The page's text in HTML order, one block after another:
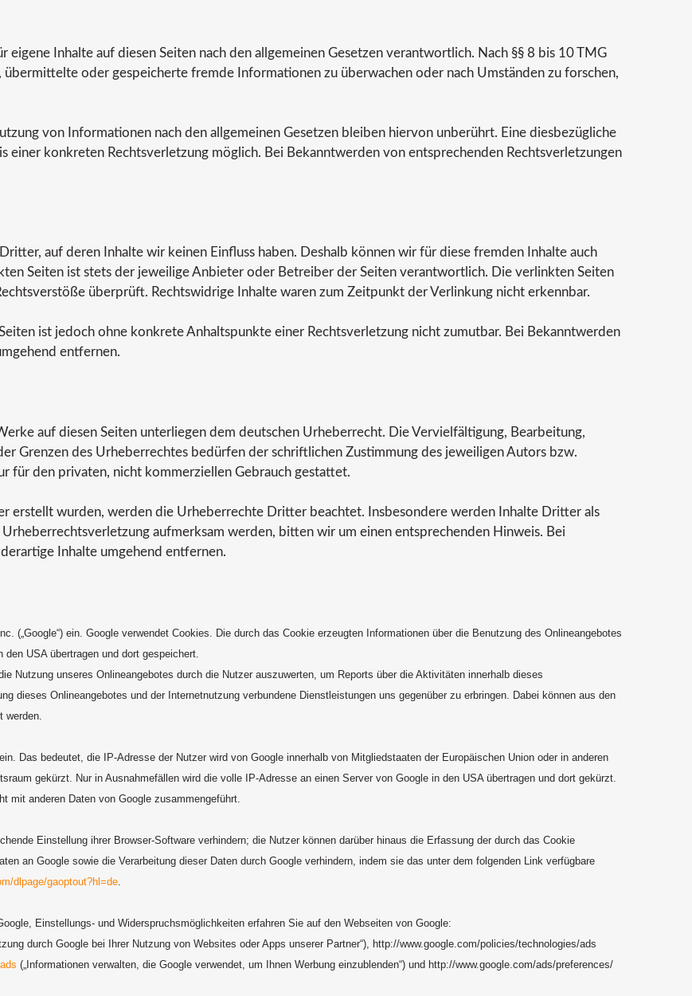
Inhalte auf diesen Seiten nach den allgemeinen Gesetzen verantwortlich. Nach §§ 8 bis 10 TMG
oder gespeicherte fremde Informationen zu überwachen oder nach Umständen zu forschen,
von Informationen nach den allgemeinen Gesetzen bleiben hiervon unberührt. Eine diesbezügliche
einer konkreten Rechtsverletzung möglich. Bei Bekanntwerden von entsprechenden Rechtsverletzungen
auf deren Inhalte wir keinen Einfluss haben. Deshalb können wir für diese fremden Inhalte auch
Seiten ist stets der jeweilige Anbieter oder Betreiber der Seiten verantwortlich. Die verlinkten Seiten
überprüft. Rechtswidrige Inhalte waren zum Zeitpunkt der Verlinkung nicht erkennbar.
ist jedoch ohne konkrete Anhaltspunkte einer Rechtsverletzung nicht zumutbar. Bei Bekanntwerden
entfernen.
auf diesen Seiten unterliegen dem deutschen Urheberrecht. Die Vervielfältigung, Bearbeitung,
Grenzen des Urheberrechtes bedürfen der schriftlichen Zustimmung des jeweiligen Autors bzw.
für den privaten, nicht kommerziellen Gebrauch gestattet.
erstellt wurden, werden die Urheberrechte Dritter beachtet. Insbesondere werden Inhalte Dritter als
aufmerksam werden, bitten wir um einen entsprechenden Hinweis. Bei
Inhalte umgehend entfernen.
(„Google“) ein. Google verwendet Cookies. Die durch das Cookie erzeugten Informationen über die Benutzung des Onlineangebotes
USA übertragen und dort gespeichert.
Nutzung unseres Onlineangebotes durch die Nutzer auszuwerten, um Reports über die Aktivitäten innerhalb dieses
dieses Onlineangebotes und der Internetnutzung verbundene Dienstleistungen uns gegenüber zu erbringen. Dabei können aus den
werden.
Das bedeutet, die IP-Adresse der Nutzer wird von Google innerhalb von Mitgliedstaaten der Europäischen Union oder in anderen
gekürzt. Nur in Ausnahmefällen wird die volle IP-Adresse an einen Server von Google in den USA übertragen und dort gekürzt.
mit anderen Daten von Google zusammengeführt.
Einstellung ihrer Browser-Software verhindern; die Nutzer können darüber hinaus die Erfassung der durch das Cookie
an Google sowie die Verarbeitung dieser Daten durch Google verhindern, indem sie das unter dem folgenden Link verfügbare
dlpage/gaoptout?hl=de.
Einstellungs- und Widerspruchsmöglichkeiten erfahren Sie auf den Webseiten von Google:
durch Google bei Ihrer Nutzung von Websites oder Apps unserer Partner“), http://www.google.com/policies/technologies/ads
(„Informationen verwalten, die Google verwendet, um Ihnen Werbung einzublenden“) und http://www.google.com/ads/preferences/